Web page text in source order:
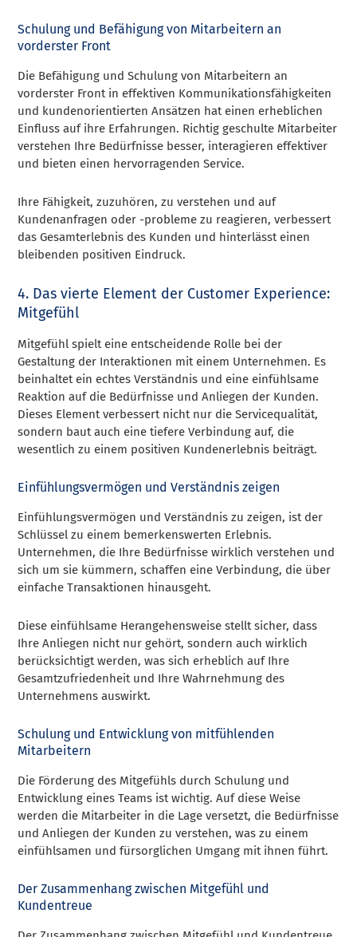
Schulung und Befähigung von Mitarbeitern an
vorderster Front
Die Befähigung und Schulung von Mitarbeitern an
vorderster Front in effektiven Kommunikationsfähigkeiten
und kundenorientierten Ansätzen hat einen erheblichen
Einfluss auf ihre Erfahrungen. Richtig geschulte Mitarbeiter
verstehen Ihre Bedürfnisse besser, interagieren effektiver
und bieten einen hervorragenden Service.
Ihre Fähigkeit, zuzuhören, zu verstehen und auf
Kundenanfragen oder -probleme zu reagieren, verbessert
das Gesamterlebnis des Kunden und hinterlässt einen
bleibenden positiven Eindruck.
4. Das vierte Element der Customer Experience:
Mitgefühl
Mitgefühl spielt eine entscheidende Rolle bei der
Gestaltung der Interaktionen mit einem Unternehmen. Es
beinhaltet ein echtes Verständnis und eine einfühlsame
Reaktion auf die Bedürfnisse und Anliegen der Kunden.
Dieses Element verbessert nicht nur die Servicequalität,
sondern baut auch eine tiefere Verbindung auf, die
wesentlich zu einem positiven Kundenerlebnis beiträgt.
Einfühlungsvermögen und Verständnis zeigen
Einfühlungsvermögen und Verständnis zu zeigen, ist der
Schlüssel zu einem bemerkenswerten Erlebnis.
Unternehmen, die Ihre Bedürfnisse wirklich verstehen und
sich um sie kümmern, schaffen eine Verbindung, die über
einfache Transaktionen hinausgeht.
Diese einfühlsame Herangehensweise stellt sicher, dass
Ihre Anliegen nicht nur gehört, sondern auch wirklich
berücksichtigt werden, was sich erheblich auf Ihre
Gesamtzufriedenheit und Ihre Wahrnehmung des
Unternehmens auswirkt.
Schulung und Entwicklung von mitfühlenden
Mitarbeitern
Die Förderung des Mitgefühls durch Schulung und
Entwicklung eines Teams ist wichtig. Auf diese Weise
werden die Mitarbeiter in die Lage versetzt, die Bedürfnisse
und Anliegen der Kunden zu verstehen, was zu einem
einfühlsamen und fürsorglichen Umgang mit ihnen führt.
Der Zusammenhang zwischen Mitgefühl und
Kundentreue